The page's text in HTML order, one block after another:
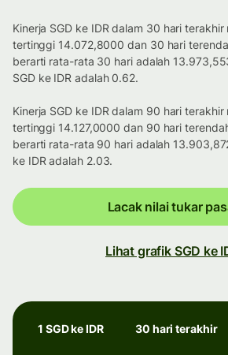
Kinerja SGD ke IDR dalam 30 hari
tertinggi 14.072,8000 dan 30 hari
berarti rata-rata 30 hari adalah
SGD ke IDR adalah 0.62.
Kinerja SGD ke IDR dalam 90 hari
tertinggi 14.127,0000 dan 90 hari
berarti rata-rata 90 hari adalah
ke IDR adalah 2.03.
Lacak nilai tukar
Lihat grafik SGD ke
1 SGD ke IDR 30 hari terakhir